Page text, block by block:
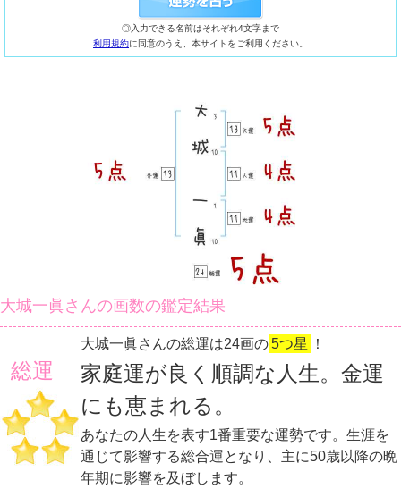
◎入力できる名前はそれぞれ4文字まで
利用規約に同意のうえ、本サイトをご利用ください。
大城一眞さんの画数の鑑定結果
総運
大城一眞さんの総運は24画の5つ星 ！
家庭運が良く順調な人生。金運
にも恵まれる。
あなたの人生を表す1番重要な運勢です。生涯を
通じて影響する総合運となり、主に50歳以降の晩
年期に影響を及ぼします。